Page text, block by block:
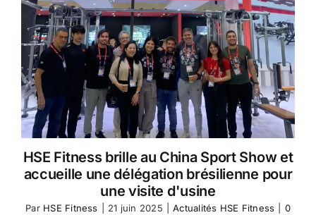
HSE Fitness brille au China Sport Show et
accueille une délégation brésilienne pour
une visite d'usine
Par HSE Fitness 21 juin 2025 Actualités HSE Fitness
0